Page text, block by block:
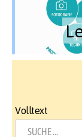
Volltext